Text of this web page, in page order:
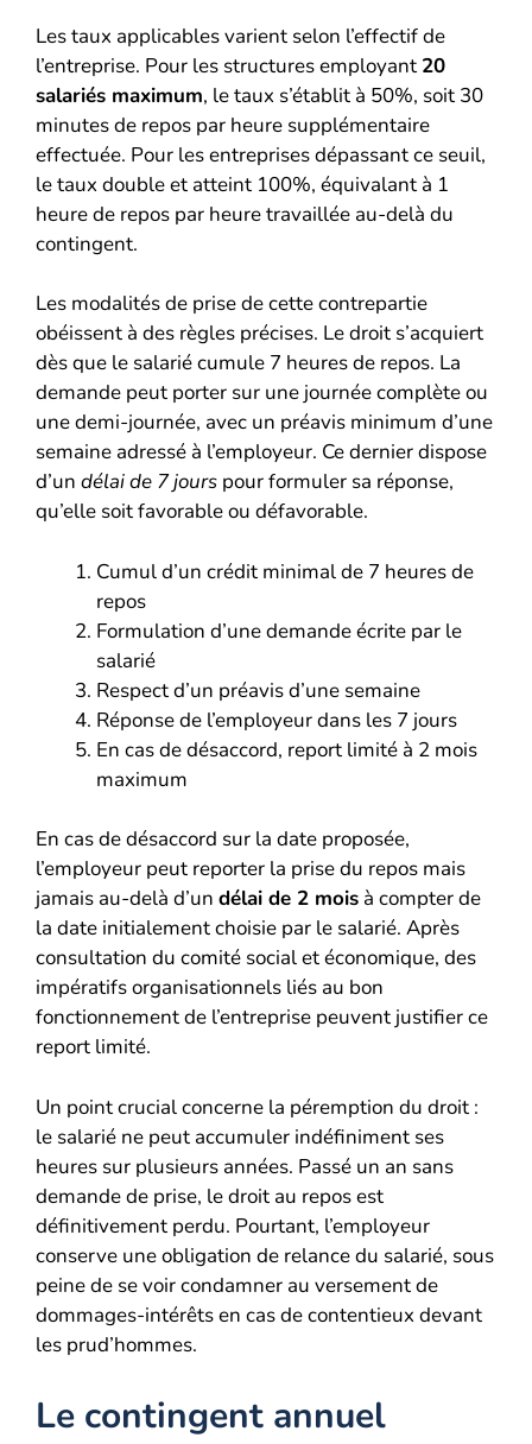
Les taux applicables varient selon l’effectif de
l’entreprise. Pour les structures employant 20
salariés maximum, le taux s’établit à 50%, soit 30
minutes de repos par heure supplémentaire
effectuée. Pour les entreprises dépassant ce seuil,
le taux double et atteint 100%, équivalant à 1
heure de repos par heure travaillée au-delà du
contingent.
Les modalités de prise de cette contrepartie
obéissent à des règles précises. Le droit s’acquiert
dès que le salarié cumule 7 heures de repos. La
demande peut porter sur une journée complète ou
une demi-journée, avec un préavis minimum d’une
semaine adressé à l’employeur. Ce dernier dispose
d’un délai de 7 jours pour formuler sa réponse,
qu’elle soit favorable ou défavorable.
Cumul d’un crédit minimal de 7 heures de
repos
Formulation d’une demande écrite par le
salarié
Respect d’un préavis d’une semaine
Réponse de l’employeur dans les 7 jours
En cas de désaccord, report limité à 2 mois
maximum
En cas de désaccord sur la date proposée,
l’employeur peut reporter la prise du repos mais
jamais au-delà d’un délai de 2 mois à compter de
la date initialement choisie par le salarié. Après
consultation du comité social et économique, des
impératifs organisationnels liés au bon
fonctionnement de l’entreprise peuvent justifier ce
report limité.
Un point crucial concerne la péremption du droit :
le salarié ne peut accumuler indéfiniment ses
heures sur plusieurs années. Passé un an sans
demande de prise, le droit au repos est
définitivement perdu. Pourtant, l’employeur
conserve une obligation de relance du salarié, sous
peine de se voir condamner au versement de
dommages-intérêts en cas de contentieux devant
les prud’hommes.
Le contingent annuel